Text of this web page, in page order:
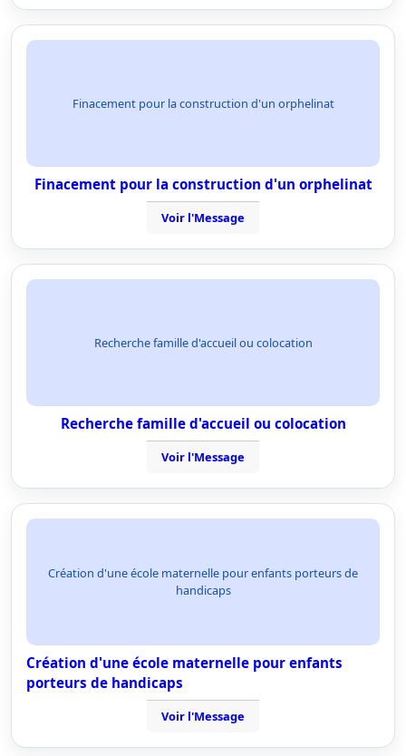
Finacement pour la construction d'un orphelinat
Finacement pour la construction d'un orphelinat
Voir l'Message
Recherche famille d'accueil ou colocation
Recherche famille d'accueil ou colocation
Voir l'Message
Création d'une école maternelle pour enfants porteurs de
handicaps
Création d'une école maternelle pour enfants
porteurs de handicaps
Voir l'Message